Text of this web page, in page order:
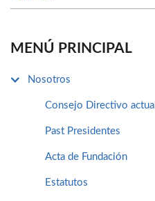
MENÚ PRINCIPAL
Nosotros
Consejo Directivo actual
Past Presidentes
Acta de Fundación
Estatutos